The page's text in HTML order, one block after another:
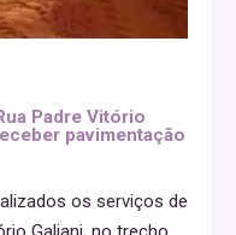
Padre Vitório
pavimentação
os serviços de